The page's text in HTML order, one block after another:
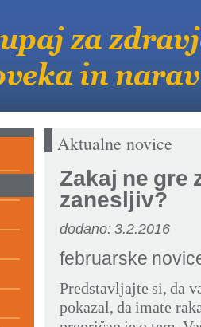
Aktualne novice
Zakaj ne gre
zanesljiv?
dodano: 3.2.2016
februarske
Predstavljajte si, da
pokazal, da imate